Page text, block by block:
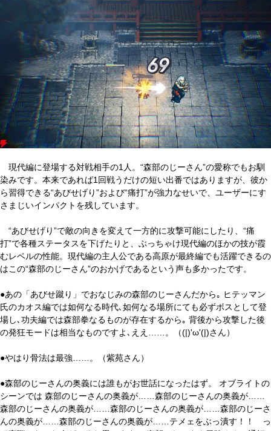
現代編に登場する対戦相手の1人。“森部のじーさん”の愛称でもお馴
染みです。本来であれば1回戦うだけの短い出番ではありますが、彼か
ら習得できる“あびせげり”および“痛打”が強力なせいで、ユーザーにす
さまじいインパクトを残しています。
“あびせげり”で敵の向きを変えて一方的に攻撃可能にしたり、“痛
打”で各種ステータスを下げたりと、ぶっちゃけ現代編のほかの技が霞
むレベルの性能。現代編の主人公である高原が最終編でも活躍できるの
はこの“森部のじーさん”のおかげであるという声も多かったです。
●あの「あびせ蹴り」でおなじみの森部のじーさんだから｡ ヒテッマン
氏のカオス編では如何なる時代､如何なる場所にても必ずボスとして登
場し､功夫編では森部拳なるものが存在するから｡ 背後から攻撃した後
の発狂モードは相当なものですよ､ええ……。（(|)'ω'(|)さん）
●やはり骨法は最強……。（紫苑さん）
●森部のじーさんの奥義には誰もがお世話になったはず。 オブライトの
シーンでは 森部のじーさんの奥義が……森部のじーさんの奥義が……
森部のじーさんの奥義が……森部のじーさんの奥義が……森部のじーさ
んの奥義が……森部のじーさんの奥義が……テメェをぶっ潰す！！ っ